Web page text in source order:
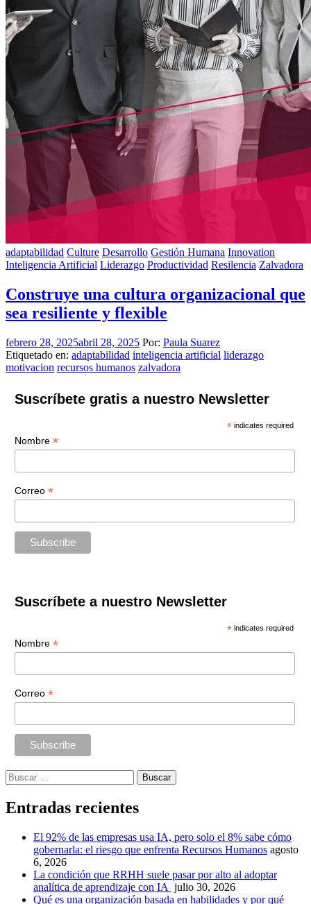
adaptabilidad Culture Desarrollo Gestión Humana Innovation
Inteligencia Artificial Liderazgo Productividad Resilencia Zalvadora
Construye una cultura organizacional que
sea resiliente y flexible
febrero 28, 2025abril 28, 2025 Por: Paula Suarez
Etiquetado en: adaptabilidad inteligencia artificial liderazgo
motivacion recursos humanos zalvadora
Suscríbete gratis a nuestro Newsletter
* indicates required
Nombre *
Correo *
Suscríbete a nuestro Newsletter
* indicates required
Nombre *
Correo *
Buscar:
Entradas recientes
El 92% de las empresas usa IA, pero solo el 8% sabe cómo
gobernarla: el riesgo que enfrenta Recursos Humanos agosto
6, 2026
La condición que RRHH suele pasar por alto al adoptar
analítica de aprendizaje con IA julio 30, 2026
Qué es una organización basada en habilidades y por qué